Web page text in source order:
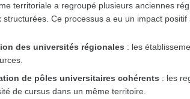
territoriale a regroupé plusieurs anciennes
structurées. Ce processus a eu un impact positif
des universités régionales : les
de pôles universitaires cohérents : les
de cursus dans un même territoire.